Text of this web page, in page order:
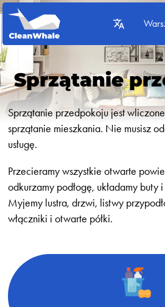
Sprzątanie
Sprzątanie przedpokoju jest
sprzątanie mieszkania. Nie musisz
usługę.
Przecieramy wszystkie otwarte
odkurzamy podłogę, układamy buty
Myjemy lustra, drzwi, listwy
włączniki i otwarte półki.